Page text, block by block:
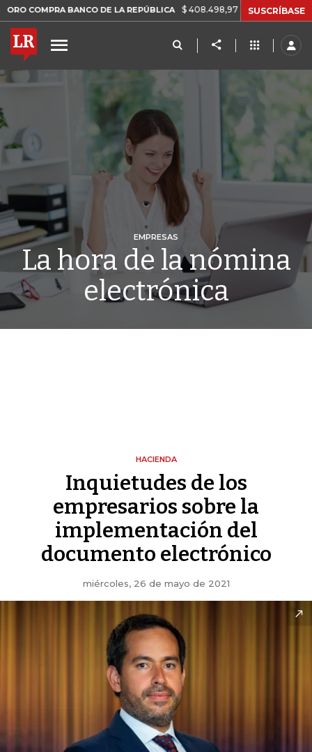
BANCO DE LA REPÚBLICA $ 408.498,97 +$ 8.753,81 +2,19%
SUSCRÍBASE
EMPRESAS
La hora de la nómina
electrónica
HACIENDA
Inquietudes de los
empresarios sobre la
implementación del
documento electrónico
miércoles, 26 de mayo de 2021